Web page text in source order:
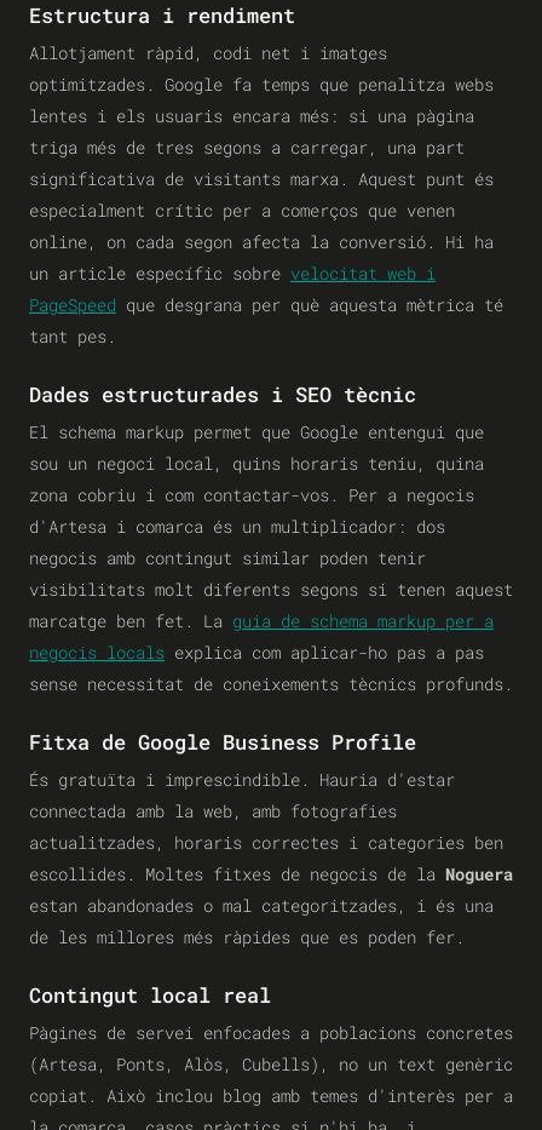
Estructura i rendiment
Allotjament ràpid, codi net i imatges
optimitzades. Google fa temps que penalitza webs
lentes i els usuaris encara més: si una pàgina
triga més de tres segons a carregar, una part
significativa de visitants marxa. Aquest punt és
especialment crític per a comerços que venen
online, on cada segon afecta la conversió. Hi ha
un article específic sobre velocitat web i
PageSpeed que desgrana per què aquesta mètrica té
tant pes.
Dades estructurades i SEO tècnic
El schema markup permet que Google entengui que
sou un negoci local, quins horaris teniu, quina
zona cobriu i com contactar-vos. Per a negocis
d'Artesa i comarca és un multiplicador: dos
negocis amb contingut similar poden tenir
visibilitats molt diferents segons si tenen aquest
marcatge ben fet. La guia de schema markup per a
negocis locals explica com aplicar-ho pas a pas
sense necessitat de coneixements tècnics profunds.
Fitxa de Google Business Profile
És gratuïta i imprescindible. Hauria d'estar
connectada amb la web, amb fotografies
actualitzades, horaris correctes i categories ben
escollides. Moltes fitxes de negocis de la Noguera
estan abandonades o mal categoritzades, i és una
de les millores més ràpides que es poden fer.
Contingut local real
Pàgines de servei enfocades a poblacions concretes
(Artesa, Ponts, Alòs, Cubells), no un text genèric
copiat. Això inclou blog amb temes d'interès per a